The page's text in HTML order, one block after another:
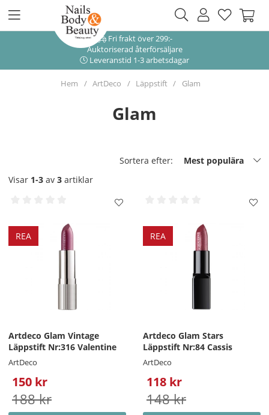
Fri frakt över 299:-
Auktoriserad återförsäljare
Leveranstid 1-3 arbetsdagar
Hem ArtDeco Läppstift Glam
Glam
Sortera efter:
Mest populära
Visar 1-3 av 3 artiklar
REA
Artdeco Glam Vintage
Läppstift Nr:316 Valentine
ArtDeco
150 kr
188 kr
REA
Artdeco Glam Stars
Läppstift Nr:84 Cassis
ArtDeco
118 kr
148 kr